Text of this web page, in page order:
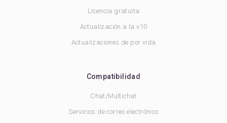
Licencia gratuita
Actualización a la v10
Actualizaciones de por vida
Compatibilidad
Chat/Multichat
Servicios de correo electrónico